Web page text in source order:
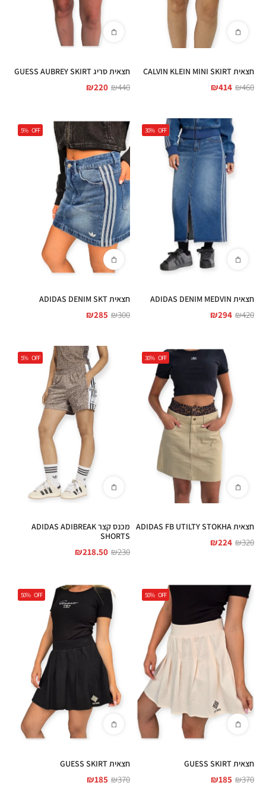
חצאית CALVIN KLEIN MINI SKIRT
₪460
₪414
חצאית סריג GUESS AUBREY SKIRT
₪440
₪220
30% OFF
חצאית ADIDAS DENIM MEDVIN
₪420
₪294
5% OFF
חצאית ADIDAS DENIM SKT
₪300
₪285
30% OFF
חצאית ADIDAS FB UTILTY STOKHA
₪320
₪224
5% OFF
מכנס קצר ADIDAS ADIBREAK
SHORTS
₪230
₪218.50
50% OFF
חצאית GUESS SKIRT
₪370
₪185
50% OFF
חצאית GUESS SKIRT
₪370
₪185